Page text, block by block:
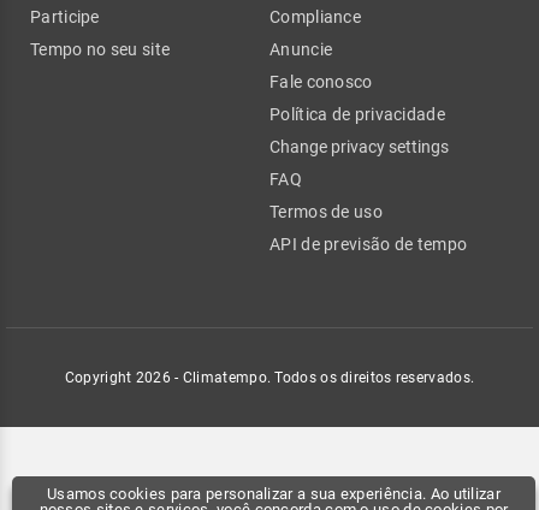
Usamos cookies para personalizar a sua experiência. Ao utilizar
Participe
Tempo no seu site
Compliance
Anuncie
Fale conosco
Política de privacidade
Change privacy settings
FAQ
Termos de uso
API de previsão de tempo
Copyright 2026 - Climatempo. Todos os direitos reservados.